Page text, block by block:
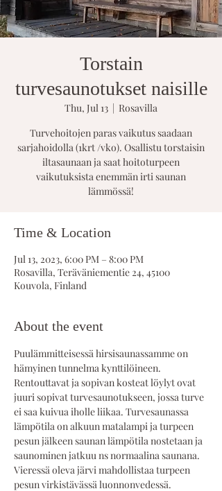
Torstain
turvesaunotukset naisille
Thu, Jul 13
  |
Rosavilla
Turvehoitojen paras vaikutus saadaan
sarjahoidolla (1krt /vko). Osallistu torstaisin
iltasaunaan ja saat hoitoturpeen
vaikutuksista enemmän irti saunan
lämmössä!
Time & Location
Jul 13, 2023, 6:00 PM – 8:00 PM
Rosavilla, Teräväniementie 24, 45100
Kouvola, Finland
About the event
Puulämmitteisessä hirsisaunassamme on
hämyinen tunnelma kynttilöineen.
Rentouttavat ja sopivan kosteat löylyt ovat
juuri sopivat turvesaunotukseen, jossa turve
ei saa kuivua iholle liikaa. Turvesaunassa
lämpötila on alkuun matalampi ja turpeen
pesun jälkeen saunan lämpötila nostetaan ja
saunominen jatkuu ns normaalina saunana.
Vieressä oleva järvi mahdollistaa turpeen
pesun virkistävässä luonnonvedessä.